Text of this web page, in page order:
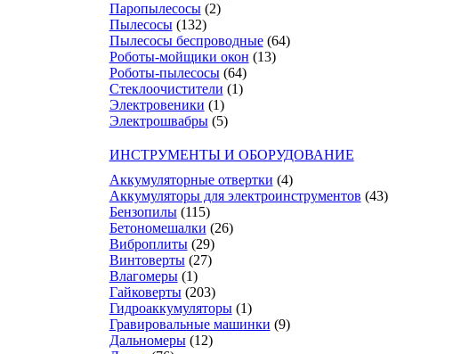
Паропылесосы (2)
Пылесосы (132)
Пылесосы беспроводные (64)
Роботы-мойщики окон (13)
Роботы-пылесосы (64)
Стеклоочистители (1)
Электровеники (1)
Электрошвабры (5)
ИНСТРУМЕНТЫ И ОБОРУДОВАНИЕ
Аккумуляторные отвертки (4)
Аккумуляторы для электроинструментов (43)
Бензопилы (115)
Бетономешалки (26)
Виброплиты (29)
Винтоверты (27)
Влагомеры (1)
Гайковерты (203)
Гидроаккумуляторы (1)
Гравировальные машинки (9)
Дальномеры (12)